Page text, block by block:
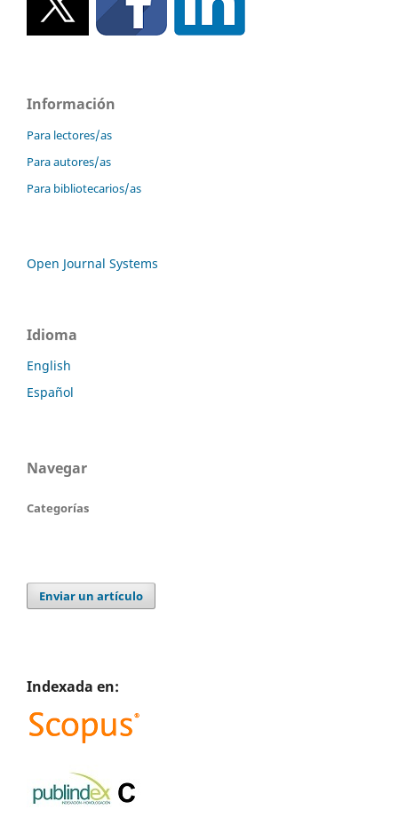
Información
Para lectores/as
Para autores/as
Para bibliotecarios/as
Open Journal Systems
Idioma
English
Español
Navegar
Categorías
Enviar un artículo
Indexada en: